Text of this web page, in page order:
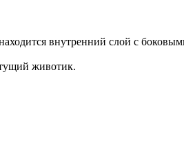
внутренний слой с
животик.